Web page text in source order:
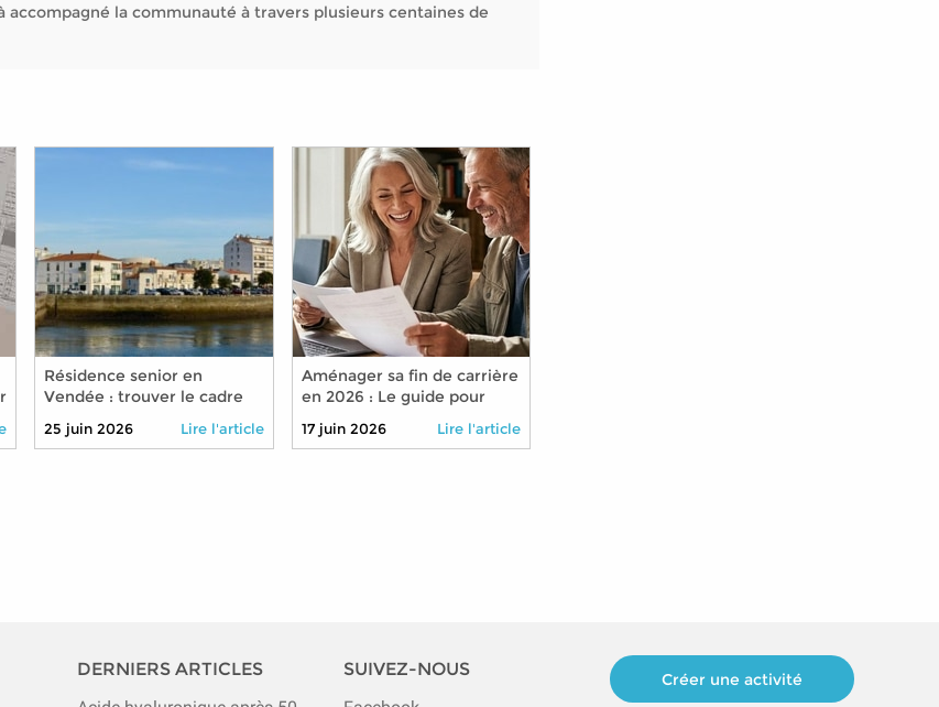
la communauté à travers plusieurs centaines de
Résidence senior en
Vendée : trouver le cadre
25 juin 2026 Lire l'article
Aménager sa fin de carrière
en 2026 : Le guide pour
travail sans pénaliser sa
17 juin 2026 Lire l'article
DERNIERS ARTICLES
SUIVEZ-NOUS
Créer une activité